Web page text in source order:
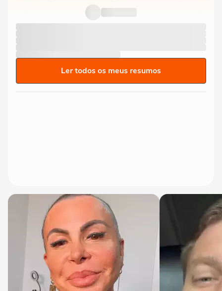
Ler todos os meus resumos